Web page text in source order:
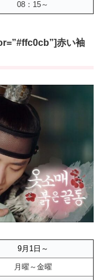
08：15～
赤い袖
9月1日～
月曜～金曜